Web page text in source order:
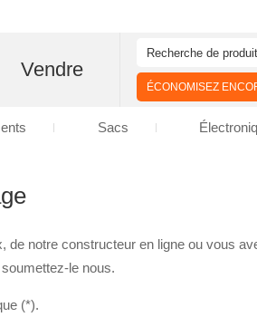
notre constructeur en ligne ou vous
le nous.
(*).
Vendre
ÉCONOMISEZ
Sacs